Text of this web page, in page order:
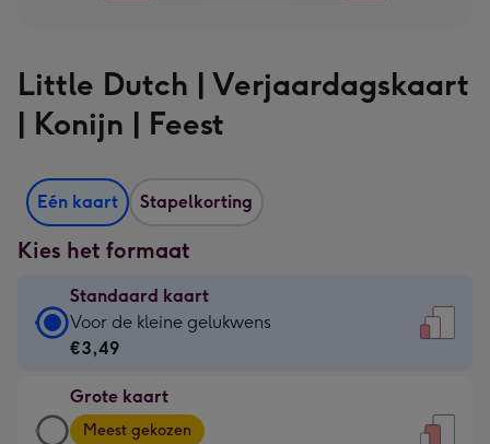
Little Dutch | Verjaardagskaart
| Konijn | Feest
Eén kaart Stapelkorting
Kies het formaat
Standaard kaart
Standaard
kaart
€3,49
-
Voor de kleine gelukwens
€3,49
Grote kaart
Grote
Meest gekozen